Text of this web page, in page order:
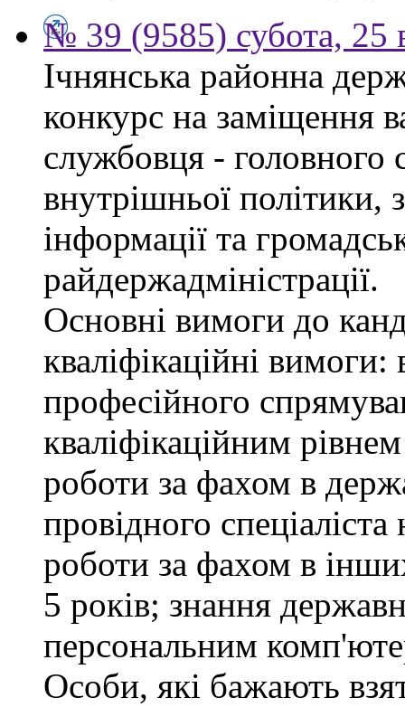
№ 39 (9585) субота, 25
Ічнянська районна
конкурс на заміщення
службовця - головного
внутрішньої політики,
інформації та
райдержадміністрації.
Основні вимоги до
кваліфікаційні
професійного
кваліфікаційним
роботи за фахом в
провідного
роботи за фахом в
5 років; знання
персональним
Особи, які бажають